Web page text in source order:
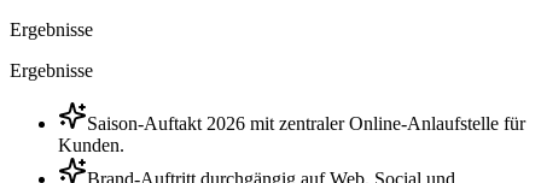
Ergebnisse
Ergebnisse
Saison-Auftakt 2026 mit zentraler Online-Anlaufstelle für
Kunden.
Brand-Auftritt durchgängig auf Web, Social und